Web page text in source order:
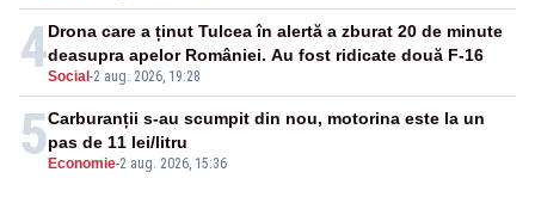
4Social -2 aug. 2026, 19:28
Drona care a ținut Tulcea în alertă a zburat 20 de minute
deasupra apelor României. Au fost ridicate două F-16
5 Economie-2 aug. 2026, 15:36
Carburanții s-au scumpit din nou, motorina este la un
pas de 11 lei/litru